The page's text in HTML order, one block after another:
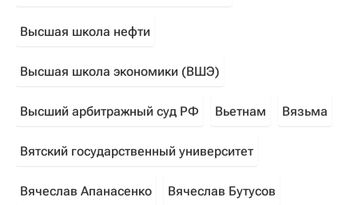
Высшая школа нефти
Высшая школа экономики (ВШЭ)
Высший арбитражный суд РФ Вьетнам Вязьма
Вятский государственный университет
Вячеслав Апанасенко Вячеслав Бутусов